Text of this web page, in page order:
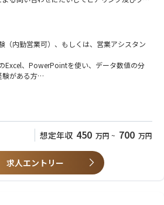
なります。現在はまだ立ち上げのフェーズの
し合い一緒にフローを作り上げてくれる方を
以外にも外勤営業（フィールドセールス）を
な製品導入プラン、価格管理、リベートプロ
期管理及び販促活動を実行します。
、または顧客様から頂くあらゆる商品のお問
く【ビフォア・サービス】・再購入の意欲
かどうかが売り上げに直結するため、非常に成
るポジションとなっており、 かつ通常のイン
営業スキルを身につけることのできる非常に
社サイトからの問い合わせに対して自社製品
と納品までのフォロー
（内勤営業可）、もしくは、営業アシスタン
Excel、PowerPointを使い、データ数値の分
験がある方
、販売台数と納期の管理などの実務経験があ
量・定性情報に基づく分析能力がある方
】
遇）
品での勤務経験がある方
方
直販及び間接販売等の営業経験がある方
想定年収 450 万円 ~ 700 万円
求人エントリー